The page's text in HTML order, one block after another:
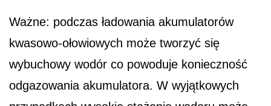
Ważne: podczas ładowania akumulatorów
kwasowo-ołowiowych może tworzyć się
wybuchowy wodór co powoduje konieczność
odgazowania akumulatora. W wyjątkowych